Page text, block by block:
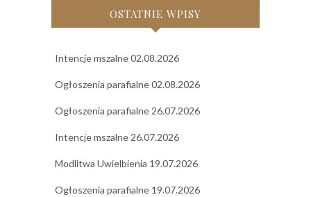
OSTATNIE WPISY
Intencje mszalne 02.08.2026
Ogłoszenia parafialne 02.08.2026
Ogłoszenia parafialne 26.07.2026
Intencje mszalne 26.07.2026
Modlitwa Uwielbienia 19.07.2026
Ogłoszenia parafialne 19.07.2026